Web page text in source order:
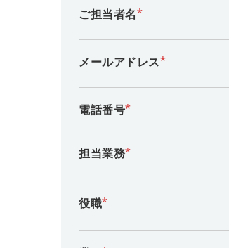
ご担当者名*
メールアドレス*
電話番号*
担当業務*
役職*